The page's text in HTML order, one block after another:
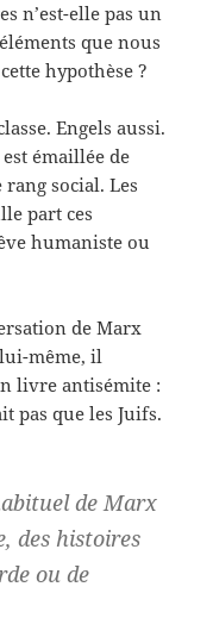
n’est-elle pas un
que nous
hypothèse ?
Engels aussi.
émaillée de
social. Les
part ces
humaniste ou
de Marx
même, il
livre antisémite :
pas que les Juifs.
de Marx
des histoires
ou de